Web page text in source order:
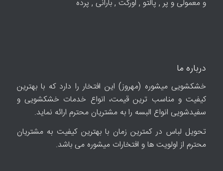
و معمولی و پر , پالتو , اورکت , بارانی , پرده
درباره ما
خشکشویی میشوره (مهروز) این افتخار را دارد که با بهترین
کیفیت و مناسب ترین قیمت، انواع خدمات خشکشویی و
سفیدشویی انواع البسه را به مشتریان محترم ارائه نماید.
تحویل لباس در کمترین زمان با بهترین کیفیت به مشتریان
محترم از اولویت ها و افتخارات میشوره می باشد.